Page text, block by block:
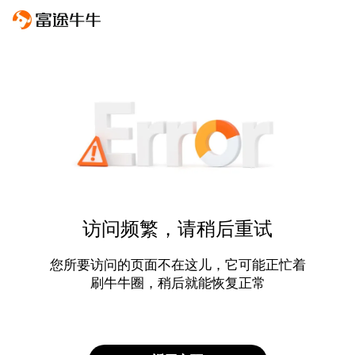
访问频繁，请稍后重试
您所要访问的页面不在这儿，它可能正忙着
刷牛牛圈，稍后就能恢复正常